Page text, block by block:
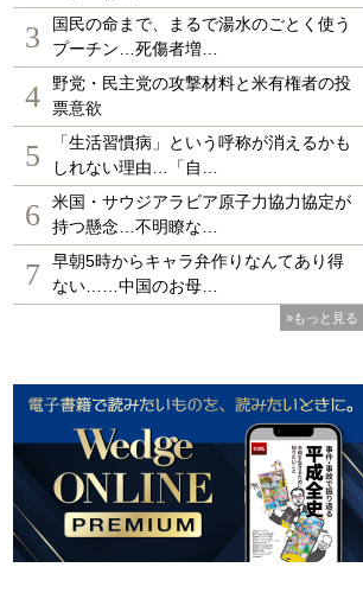
3
国民の命まで、まるで湯水のごとく使う
プーチン…死傷者増…
4
野党・民主党の攻撃材料と米有権者の投
票意欲
5
「生活習慣病」という呼称が消えるかも
しれない理由…「自…
6
米国・サウジアラビア原子力協力協定が
持つ懸念…不明瞭な…
7
早朝5時からキャラ弁作りなんてあり得
ない……中国のお母…
»もっと見る